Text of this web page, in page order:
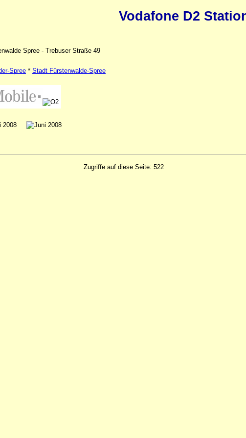
Vodafone D2
Spree - Trebuser Straße 49
Spree * Stadt Fürstenwalde-Spree
Zugriffe auf diese Seite: 522